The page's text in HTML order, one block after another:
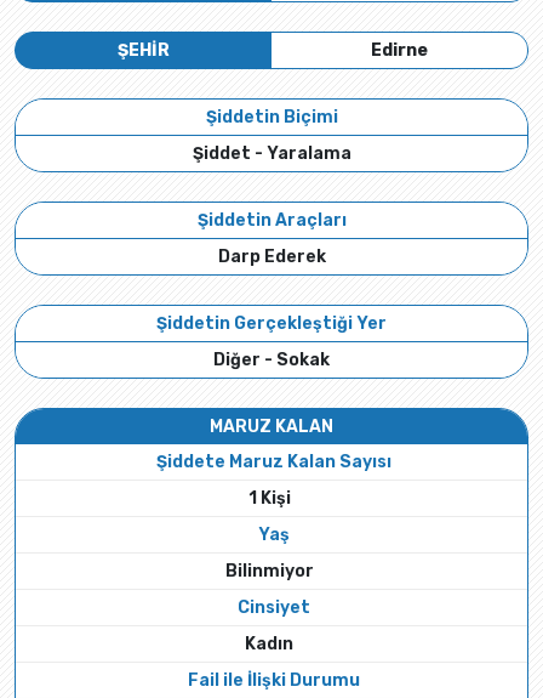
Edirne
ŞEHİR
Şiddetin Biçimi
Şiddet - Yaralama
Şiddetin Araçları
Darp Ederek
Şiddetin Gerçekleştiği Yer
Diğer - Sokak
MARUZ KALAN
Şiddete Maruz Kalan Sayısı
1 Kişi
Yaş
Bilinmiyor
Cinsiyet
Kadın
Fail ile İlişki Durumu